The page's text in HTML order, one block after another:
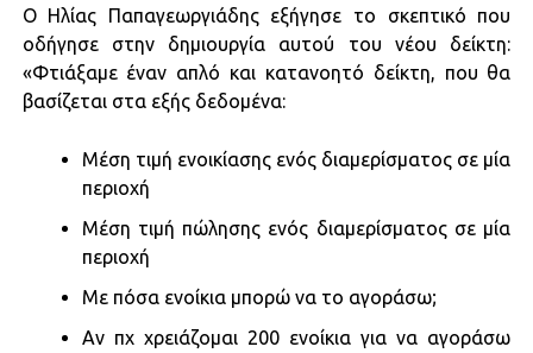
Ο Ηλίας Παπαγεωργιάδης εξήγησε το σκεπτικό που
οδήγησε στην δημιουργία αυτού του νέου δείκτη:
«Φτιάξαμε έναν απλό και κατανοητό δείκτη, που θα
βασίζεται στα εξής δεδομένα:
Μέση τιμή ενοικίασης ενός διαμερίσματος σε μία
περιοχή
Μέση τιμή πώλησης ενός διαμερίσματος σε μία
περιοχή
Με πόσα ενοίκια μπορώ να το αγοράσω;
Αν πχ χρειάζομαι 200 ενοίκια για να αγοράσω